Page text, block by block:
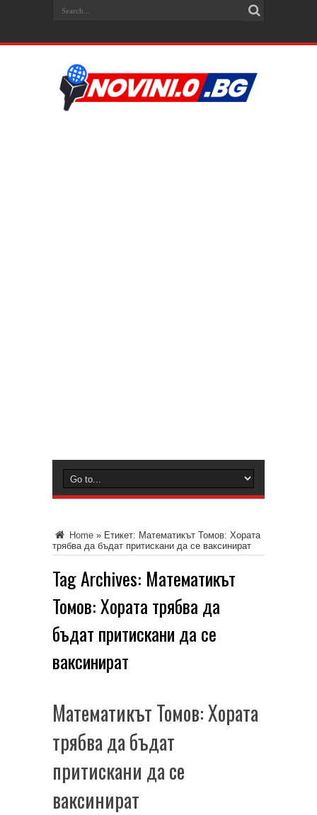
Home » Етикет: Математикът Томов: Хората
трябва да бъдат притискани да се ваксинират
Tag Archives: Математикът
Томов: Хората трябва да
бъдат притискани да се
ваксинират
Математикът Томов: Хората
трябва да бъдат
притискани да се
ваксинират